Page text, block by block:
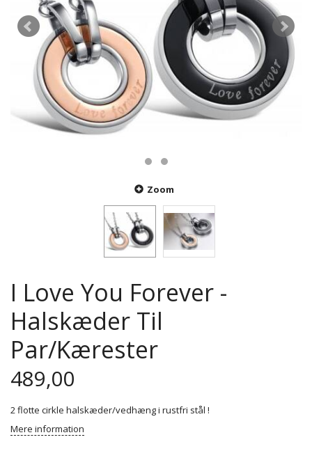
Zoom
I Love You Forever -
Halskæder Til
Par/Kærester
489,00
2 flotte cirkle halskæder/vedhæng i rustfri stål !
Mere information